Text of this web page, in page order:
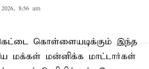
8:56 am
கொள்ளையடிக்கும் இந்த
மக்கள் மன்னிக்க மாட்டார்கள்